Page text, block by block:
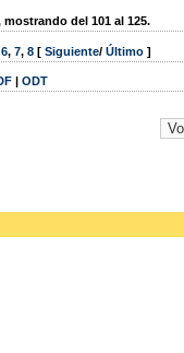
del 101 al 125.
6, 7, 8 [ Siguiente/ Último ]
| ODT